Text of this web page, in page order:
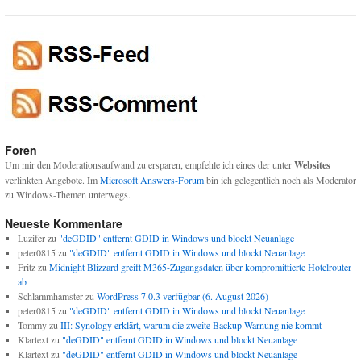
Foren
Um mir den Moderationsaufwand zu ersparen, empfehle ich eines der unterWebsites
verlinkten Angebote. ImMicrosoft Answers-Forumbin ich gelegentlich noch als Moderator
zu Windows-Themen unterwegs.
Neueste Kommentare
Luziferzu "deGDID" entfernt GDID in Windows und blockt Neuanlage
peter0815 zu "deGDID" entfernt GDID in Windows und blockt Neuanlage
Fritzzu Midnight Blizzard greift M365-Zugangsdaten über kompromittierte Hotelrouter
ab
Schlammhamsterzu WordPress 7.0.3 verfügbar (6. August 2026)
peter0815 zu "deGDID" entfernt GDID in Windows und blockt Neuanlage
Tommyzu III: Synology erklärt, warum die zweite Backup-Warnung nie kommt
Klartextzu "deGDID" entfernt GDID in Windows und blockt Neuanlage
Klartextzu "deGDID" entfernt GDID in Windows und blockt Neuanlage